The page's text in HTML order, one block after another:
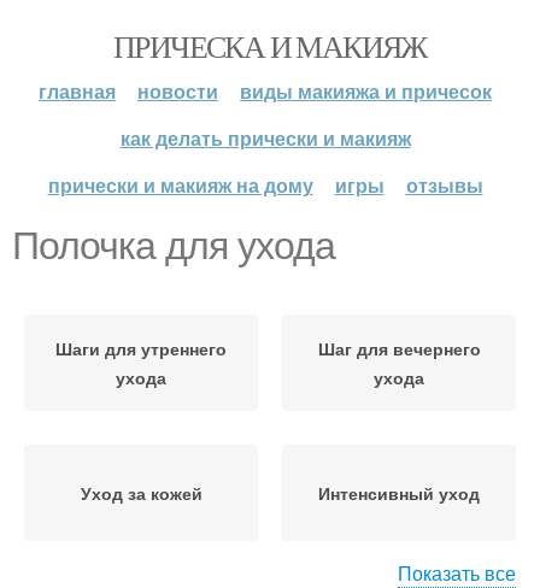
ПРИЧЕСКА И МАКИЯЖ
главная новости
виды макияжа и причесок
как делать прически и макияж
прически и макияж на дому
игры отзывы
Полочка для ухода
Шаги для утреннего
ухода
Шаг для вечернего
ухода
Уход за кожей Интенсивный уход
Показать все